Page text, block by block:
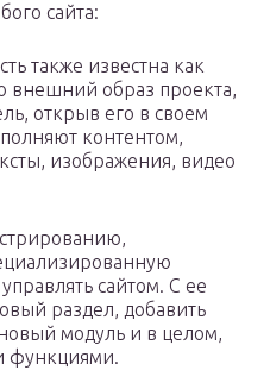
сайта:
также известна как
внешний образ проекта,
открыв его в своем
контентом,
изображения, видео
сайтом. С ее
раздел, добавить
модуль и в целом,
функциями.